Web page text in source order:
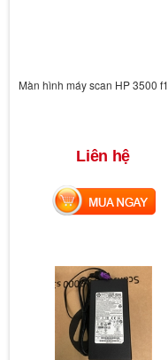
Màn hình máy scan HP 3500 f1
Liên hệ
MUA NGAY